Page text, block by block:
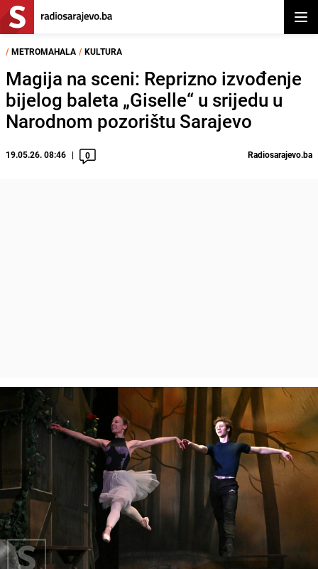
/ METROMAHALA / KULTURA
Magija na sceni: Reprizno izvođenje
bijelog baleta „Giselle“ u srijedu u
Narodnom pozorištu Sarajevo
19.05.26. 08:46 0 Radiosarajevo.ba